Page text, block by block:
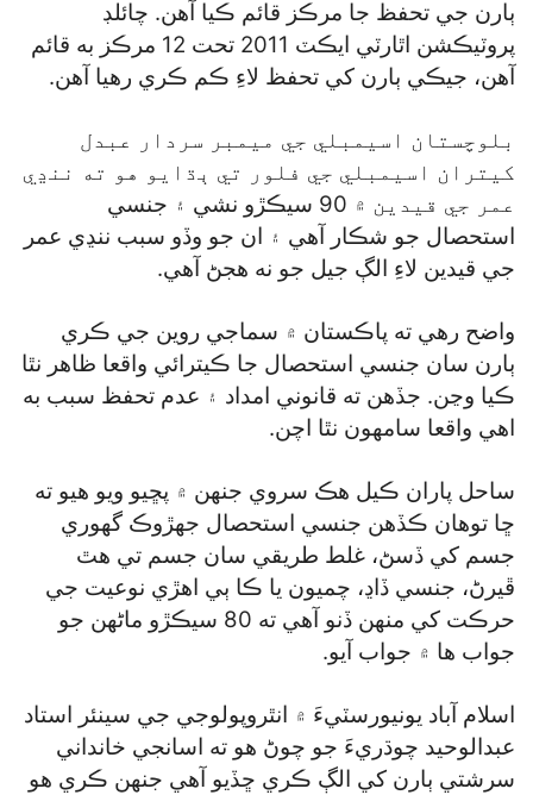
ٻارن جي تحفظ جا مرڪز قائم ڪيا آهن. چائلڊ
پروٽيڪشن اٿارٽي ايڪٽ 2011 تحت 12 مرڪز به قائم
آهن، جيڪي ٻارن کي تحفظ لاءِ ڪم ڪري رهيا آهن.
بلوچستان اسيمبلي جي ميمبر سردار عبدل
کيتران اسيمبلي جي فلور تي ٻڌايو هو ته ننڍي
عمر جي قيدين ۾ 90 سيڪڙو نشي ۽ جنسي
استحصال جو شڪار آهي ۽ ان جو وڏو سبب ننڍي عمر
جي قيدين لاءِ الڳ جيل جو نه هجڻ آهي.
واضح رهي ته پاڪستان ۾ سماجي روين جي ڪري
ٻارن سان جنسي استحصال جا ڪيترائي واقعا ظاهر نٿا
ڪيا وڃن. جڏهن ته قانوني امداد ۽ عدم تحفظ سبب به
اهي واقعا سامهون نٿا اچن.
ساحل پاران ڪيل هڪ سروي جنهن ۾ پڇيو ويو هيو ته
ڇا توهان ڪڏهن جنسي استحصال جهڙوڪ گهوري
جسم کي ڏسڻ، غلط طريقي سان جسم تي هٿ
ڦيرڻ، جنسي ڏاڍ، چميون يا ڪا ٻي اهڙي نوعيت جي
حرڪت کي منهن ڏنو آهي ته 80 سيڪڙو ماڻهن جو
جواب ها ۾ جواب آيو.
اسلام آباد يونيورسٽيءَ ۾ انٿروپولوجي جي سينئر استاد
عبدالوحيد چوڌريءَ جو چوڻ هو ته اسانجي خانداني
سرشتي ٻارن کي الڳ ڪري ڇڏيو آهي جنهن ڪري هو